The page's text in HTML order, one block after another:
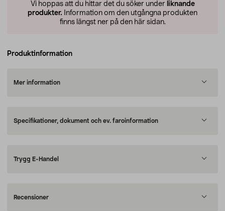
Vi hoppas att du hittar det du söker under liknande
produkter. Information om den utgångna produkten
finns längst ner på den här sidan.
Produktinformation
Mer information
Specifikationer, dokument och ev. faroinformation
Trygg E-Handel
Recensioner